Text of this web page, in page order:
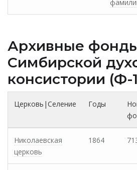
Архивные
Cимбирской
консистории (Ф-
Церковь|Селение Годы
Николаевская
церковь
1864